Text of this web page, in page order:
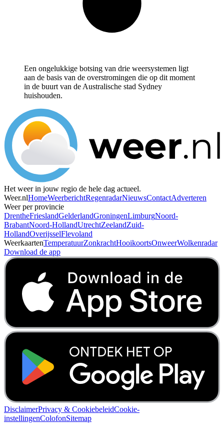
Een ongelukkige botsing van drie weersystemen ligt
aan de basis van de overstromingen die op dit moment
in de buurt van de Australische stad Sydney
huishouden.
Het weer in jouw regio de hele dag actueel.
Weer.nlHomeWeerberichtRegenradarNieuwsContactAdverteren
Weer per provincie
DrentheFrieslandGelderlandGroningenLimburgNoord-
BrabantNoord-HollandUtrechtZeelandZuid-
HollandOverijsselFlevoland
WeerkaartenTemperatuurZonkrachtHooikoortsOnweerWolkenradar
Download de app
DisclaimerPrivacy & CookiebeleidCookie-
instellingenColofonSitemap